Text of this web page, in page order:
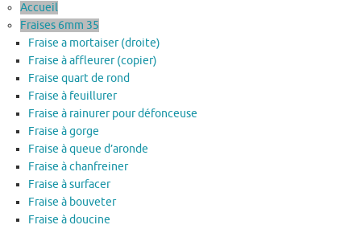
Accueil
Fraises 6mm 35
Fraise a mortaiser (droite)
Fraise à affleurer (copier)
Fraise quart de rond
Fraise à feuillurer
Fraise à rainurer pour défonceuse
Fraise à gorge
Fraise à queue d’aronde
Fraise à chanfreiner
Fraise à surfacer
Fraise à bouveter
Fraise à doucine